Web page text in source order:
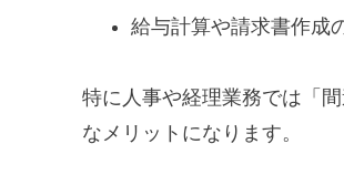
給与計算や請求書作成
特に人事や経理業務では「
なメリットになります。